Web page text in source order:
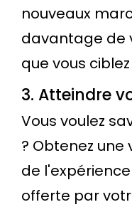
nouveaux
davantage de
que vous
3. Atteindre
Vous voulez
? Obtenez
de
offerte par